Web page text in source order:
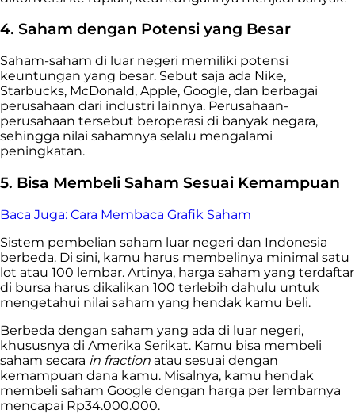
4. Saham dengan Potensi yang Besar
Saham-saham di luar negeri memiliki potensi
keuntungan yang besar. Sebut saja ada Nike,
Starbucks, McDonald, Apple, Google, dan berbagai
perusahaan dari industri lainnya. Perusahaan-
perusahaan tersebut beroperasi di banyak negara,
sehingga nilai sahamnya selalu mengalami
peningkatan.
5. Bisa Membeli Saham Sesuai Kemampuan
Baca Juga: Cara Membaca Grafik Saham
Sistem pembelian saham luar negeri dan Indonesia
berbeda. Di sini, kamu harus membelinya minimal satu
lot atau 100 lembar. Artinya, harga saham yang terdaftar
di bursa harus dikalikan 100 terlebih dahulu untuk
mengetahui nilai saham yang hendak kamu beli.
Berbeda dengan saham yang ada di luar negeri,
khususnya di Amerika Serikat. Kamu bisa membeli
saham secara in fraction atau sesuai dengan
kemampuan dana kamu. Misalnya, kamu hendak
membeli saham Google dengan harga per lembarnya
mencapai Rp34.000.000.